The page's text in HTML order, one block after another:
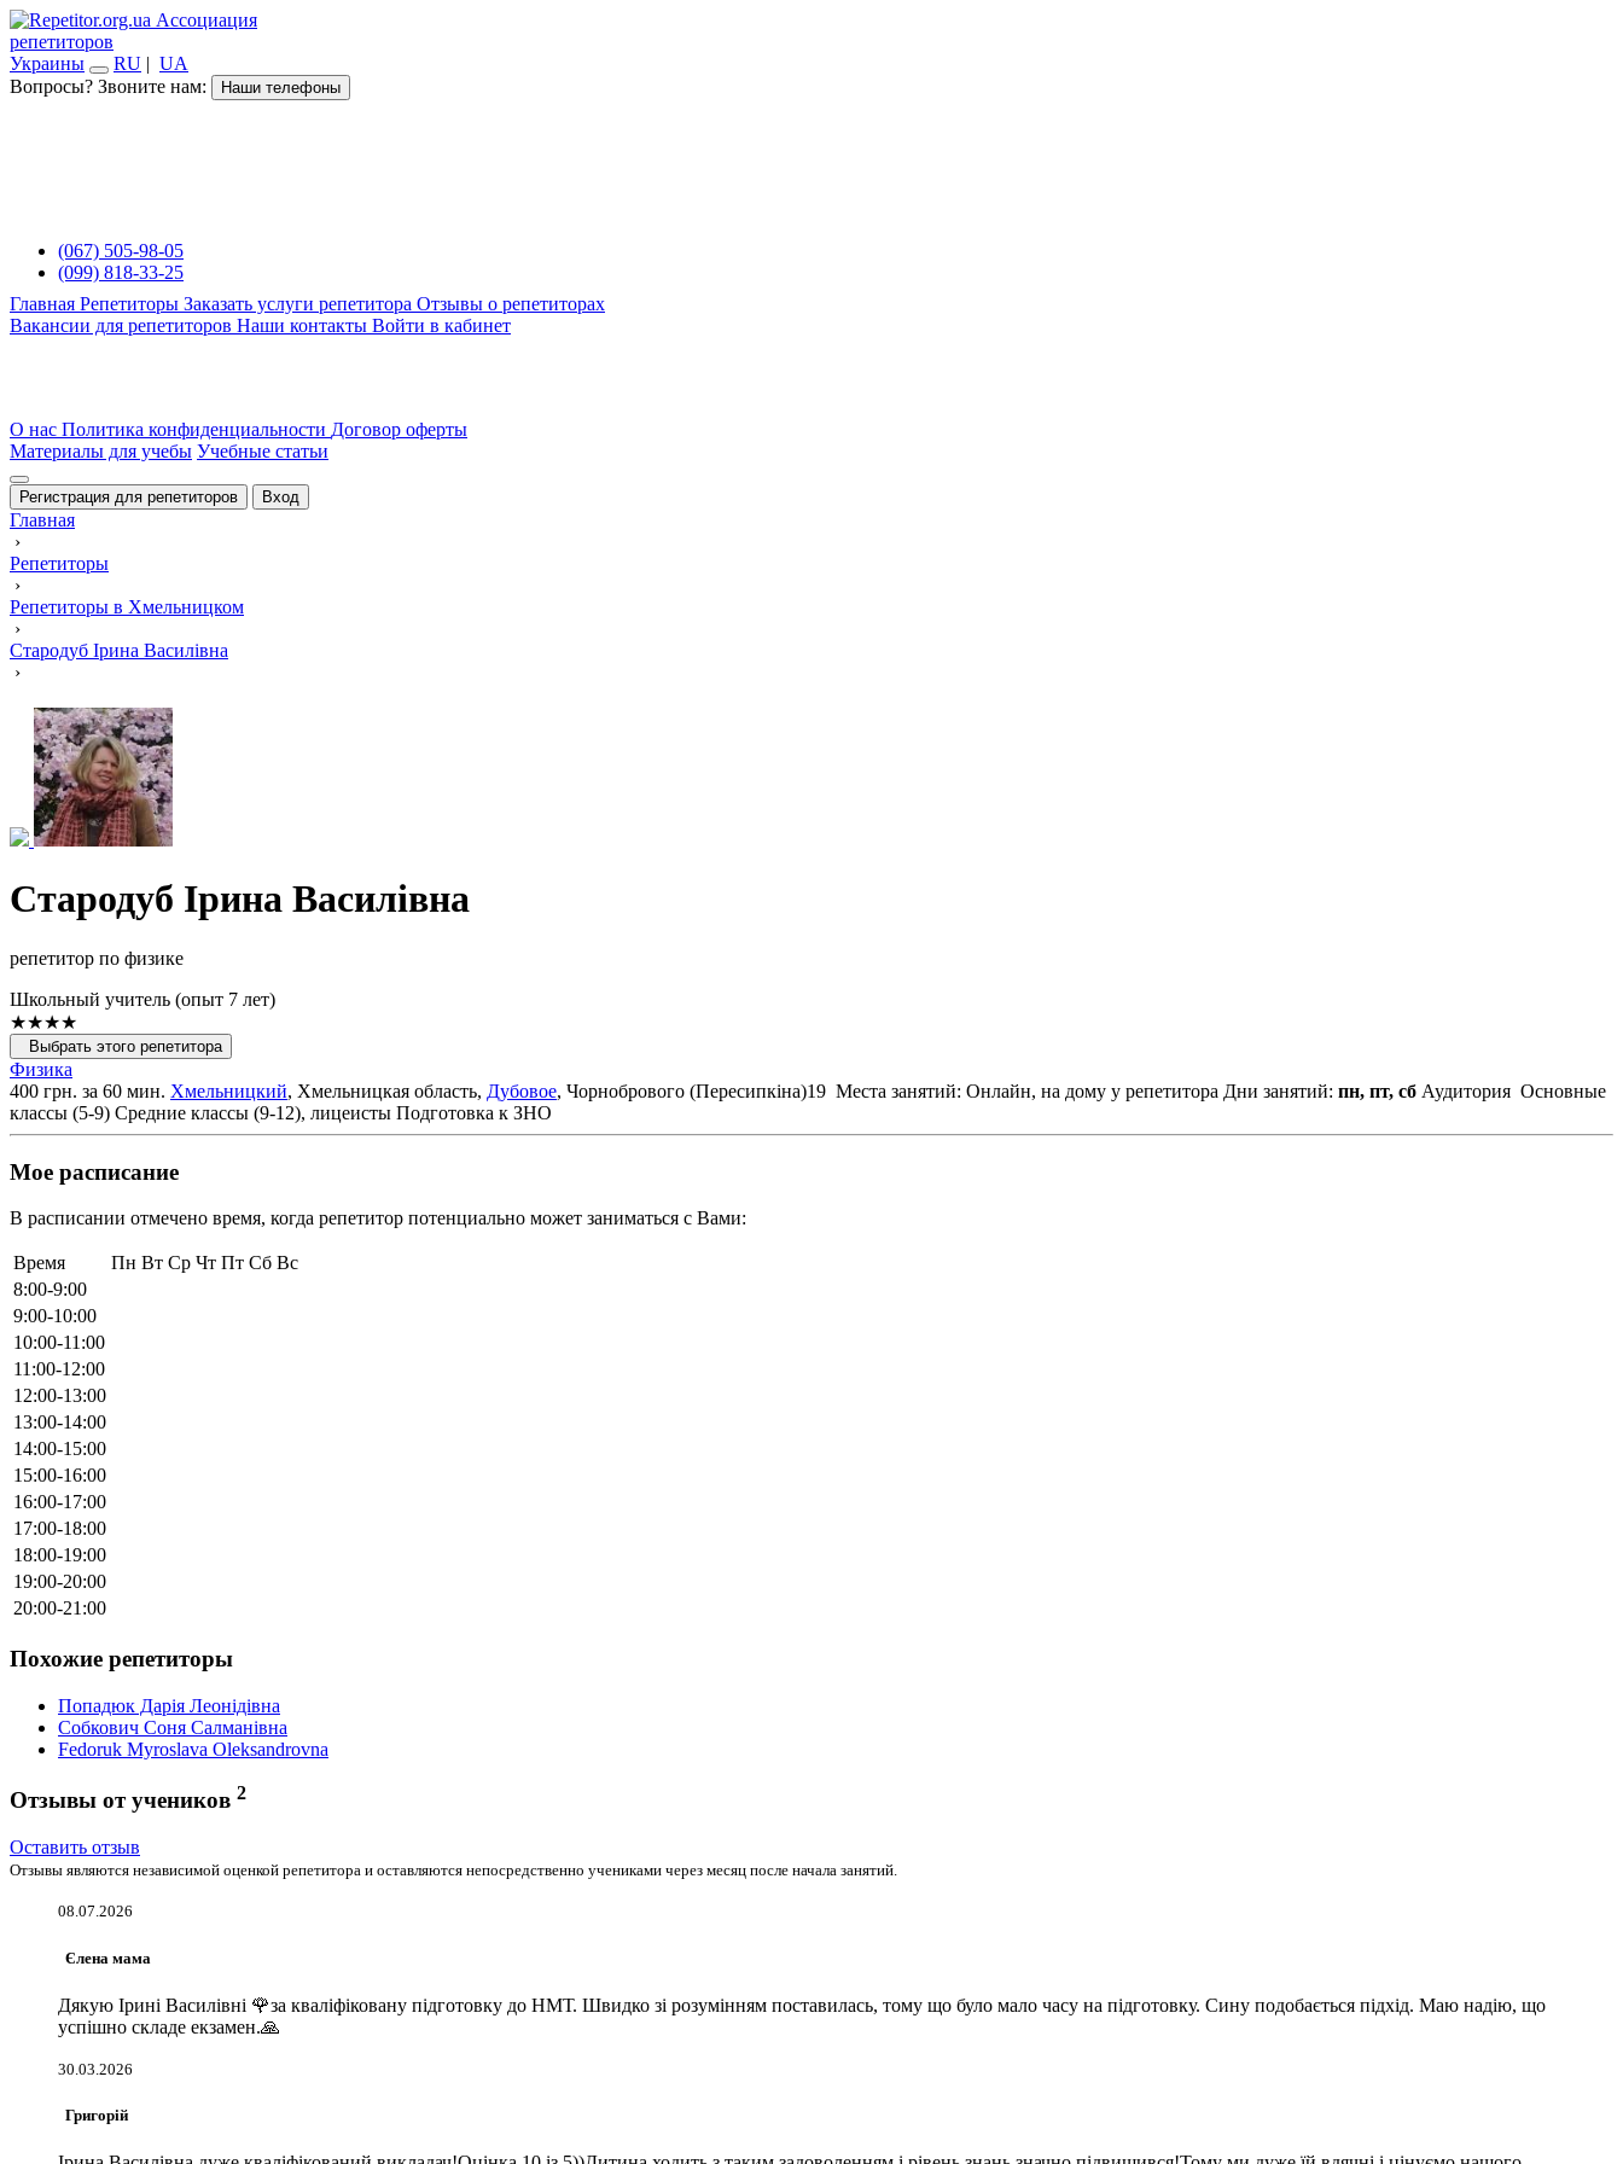
Ассоциация
репетиторов
Украины
RU | UA
Вопросы? Звоните нам:
Наши телефоны
(067) 505-98-05
(099) 818-33-25
Главная Репетиторы Заказать услуги репетитора Отзывы о репетиторах
Вакансии для репетиторов Наши контакты Войти в кабинет
О нас Политика конфиденциальности Договор оферты
Материалы для учебы Учебные статьи
Регистрация для репетиторов Вход
Главная
›
Репетиторы
›
Репетиторы в Хмельницком
›
Стародуб Ірина Василівна
›
Стародуб Ірина Василівна
репетитор по физике
Школьный учитель (опыт 7 лет)
★★★★
Выбрать этого репетитора
Физика
400 грн. за 60 мин. Хмельницкий, Хмельницкая область, Дубовое, Чорнобрового (Пересипкіна)19 Места занятий: Онлайн, на дому у репетитора Дни занятий: пн, пт, сб Аудитория Основные
классы (5-9) Средние классы (9-12), лицеисты Подготовка к ЗНО
Мое расписание
В расписании отмечено время, когда репетитор потенциально может заниматься с Вами:
Время Пн Вт Ср Чт Пт Сб Вс
8:00-9:00
9:00-10:00
10:00-11:00
11:00-12:00
12:00-13:00
13:00-14:00
14:00-15:00
15:00-16:00
16:00-17:00
17:00-18:00
18:00-19:00
19:00-20:00
20:00-21:00
Похожие репетиторы
Попадюк Дарія Леонідівна
Собкович Cоня Салманівна
Fedoruk Myroslava Oleksandrovna
Отзывы от учеников 2
Оставить отзыв
Отзывы являются независимой оценкой репетитора и оставляются непосредственно учениками через месяц после начала занятий.
08.07.2026
Єлена мама
Дякую Ірині Василівні 🌹за кваліфіковану підготовку до НМТ. Швидко зі розумінням поставилась, тому що було мало часу на підготовку. Сину подобається підхід. Маю надію, що
успішно складе екзамен.🙏
30.03.2026
Григорій